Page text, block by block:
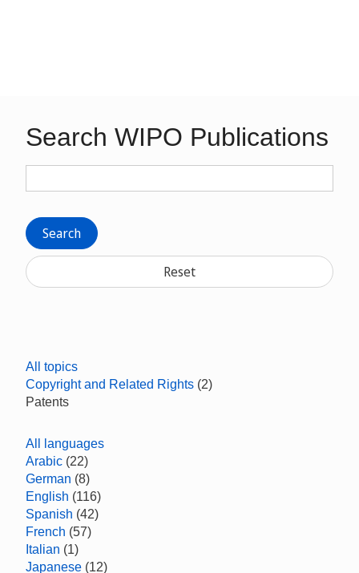
Search WIPO Publications
Search
Reset
All topics
Copyright and Related Rights (2)
Patents
All languages
Arabic (22)
German (8)
English (116)
Spanish (42)
French (57)
Italian (1)
Japanese (12)